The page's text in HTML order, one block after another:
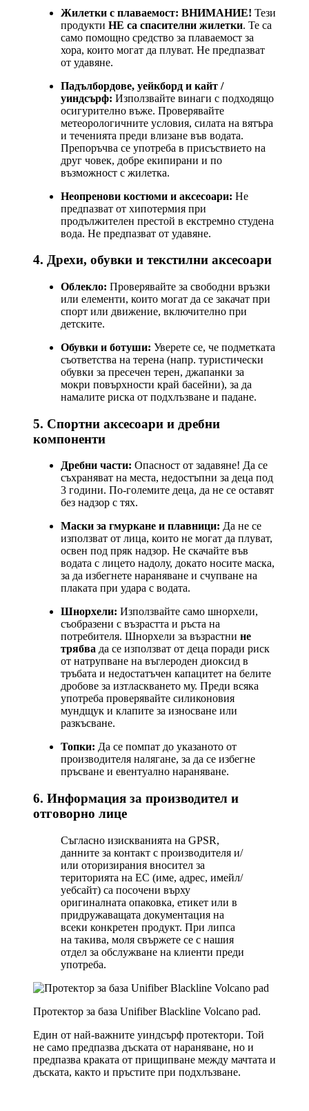
Жилетки с плаваемост: ВНИМАНИЕ! Тези
продукти НЕ са спасителни жилетки. Те са
само помощно средство за плаваемост за
хора, които могат да плуват. Не предпазват
от удавяне.
Падълбордове, уейкборд и кайт /
уиндсърф: Използвайте винаги с подходящо
осигурително въже. Проверявайте
метеорологичните условия, силата на вятъра
и теченията преди влизане във водата.
Препоръчва се употреба в присъствието на
друг човек, добре екипирани и по
възможност с жилетка.
Неопренови костюми и аксесоари: Не
предпазват от хипотермия при
продължителен престой в екстремно студена
вода. Не предпазват от удавяне.
4. Дрехи, обувки и текстилни аксесоари
Облекло: Проверявайте за свободни връзки
или елементи, които могат да се закачат при
спорт или движение, включително при
детските.
Обувки и ботуши: Уверете се, че подметката
съответства на терена (напр. туристически
обувки за пресечен терен, джапанки за
мокри повърхности край басейни), за да
намалите риска от подхлъзване и падане.
5. Спортни аксесоари и дребни
компоненти
Дребни части: Опасност от задавяне! Да се
съхраняват на места, недостъпни за деца под
3 години. По-големите деца, да не се оставят
без надзор с тях.
Маски за гмуркане и плавници: Да не се
използват от лица, които не могат да плуват,
освен под пряк надзор. Не скачайте във
водата с лицето надолу, докато носите маска,
за да избегнете нараняване и счупване на
плаката при удара с водата.
Шнорхели: Използвайте само шнорхели,
съобразени с възрастта и ръста на
потребителя. Шнорхели за възрастни не
трябва да се използват от деца поради риск
от натрупване на въглероден диоксид в
тръбата и недостатъчен капацитет на белите
дробове за изтласкването му. Преди всяка
употреба проверявайте силиконовия
мундщук и клапите за износване или
разкъсване.
Топки: Да се помпат до указаното от
производителя налягане, за да се избегне
пръсване и евентуално нараняване.
6. Информация за производител и
отговорно лице
Съгласно изискванията на GPSR,
данните за контакт с производителя и/
или оторизирания вносител за
територията на ЕС (име, адрес, имейл/
уебсайт) са посочени върху
оригиналната опаковка, етикет или в
придружаващата документация на
всеки конкретен продукт. При липса
на такива, моля свържете се с нашия
отдел за обслужване на клиенти преди
употреба.
Протектор за база Unifiber Blackline Volcano pad.
Един от най-важните уиндсърф протектори. Той
не само предпазва дъската от нараняване, но и
предпазва краката от прищипване между мачтата и
дъската, както и пръстите при подхлъзване.